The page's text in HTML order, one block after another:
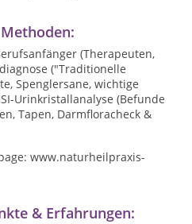
(Therapeuten,
("Traditionelle
Spenglersane, wichtige
Urinkristallanalyse (Befunde
Tapen, Darmfloracheck &
www.naturheilpraxis-
& Erfahrungen: